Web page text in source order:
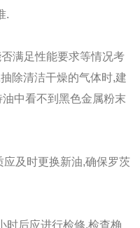
.
满足性能要求等情况考
除清洁干燥的气体时,建
中看不到黑色金属粉末
及时更换新油,确保罗茨
后应进行检修,检查桷